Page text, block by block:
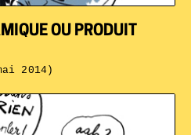
OU PRODUIT
2014)